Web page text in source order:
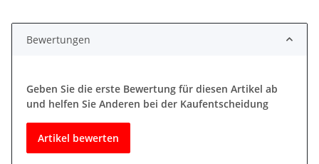
Bewertungen
Geben Sie die erste Bewertung für diesen Artikel ab
und helfen Sie Anderen bei der Kaufentscheidung
Artikel bewerten